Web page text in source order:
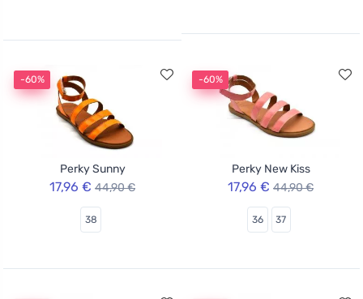
-60%
Perky Sunny
17,96 € 44,90 €
38
-60%
Perky New Kiss
17,96 € 44,90 €
36 37